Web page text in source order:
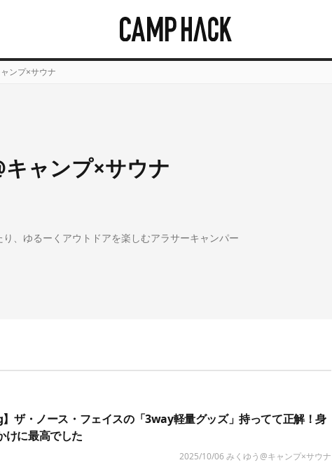
ンプ×サウナ
キャンプ×サウナ
、ゆるーくアウトドアを楽しむアラサーキャンパー
】ザ・ノース・フェイスの「3way軽量グッズ」持ってて正解！身
けに最高でした
2025/10/06 みくゆう@キャンプ×サウナ